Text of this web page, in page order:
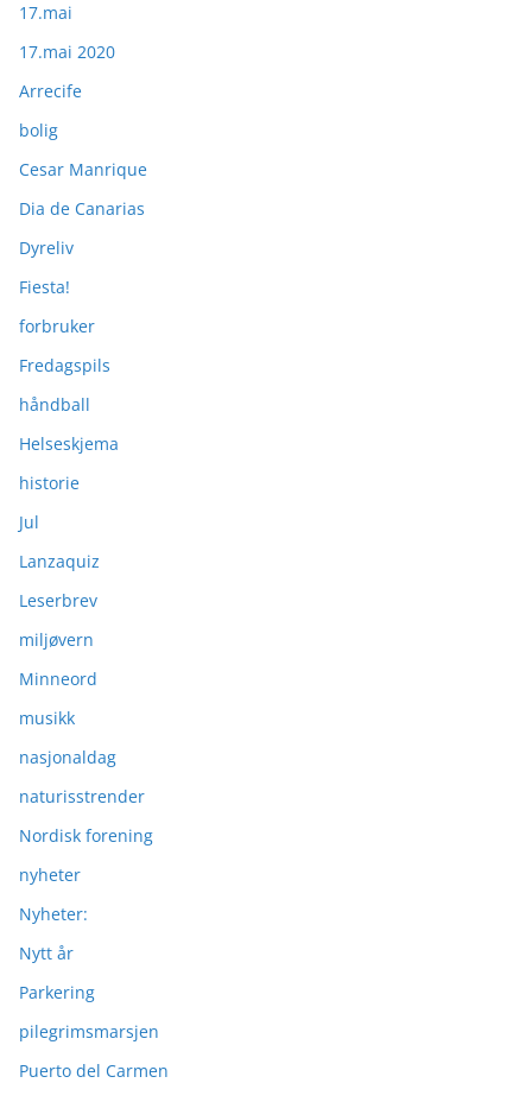
17.mai
17.mai 2020
Arrecife
bolig
Cesar Manrique
Dia de Canarias
Dyreliv
Fiesta!
forbruker
Fredagspils
håndball
Helseskjema
historie
Jul
Lanzaquiz
Leserbrev
miljøvern
Minneord
musikk
nasjonaldag
naturisstrender
Nordisk forening
nyheter
Nyheter:
Nytt år
Parkering
pilegrimsmarsjen
Puerto del Carmen